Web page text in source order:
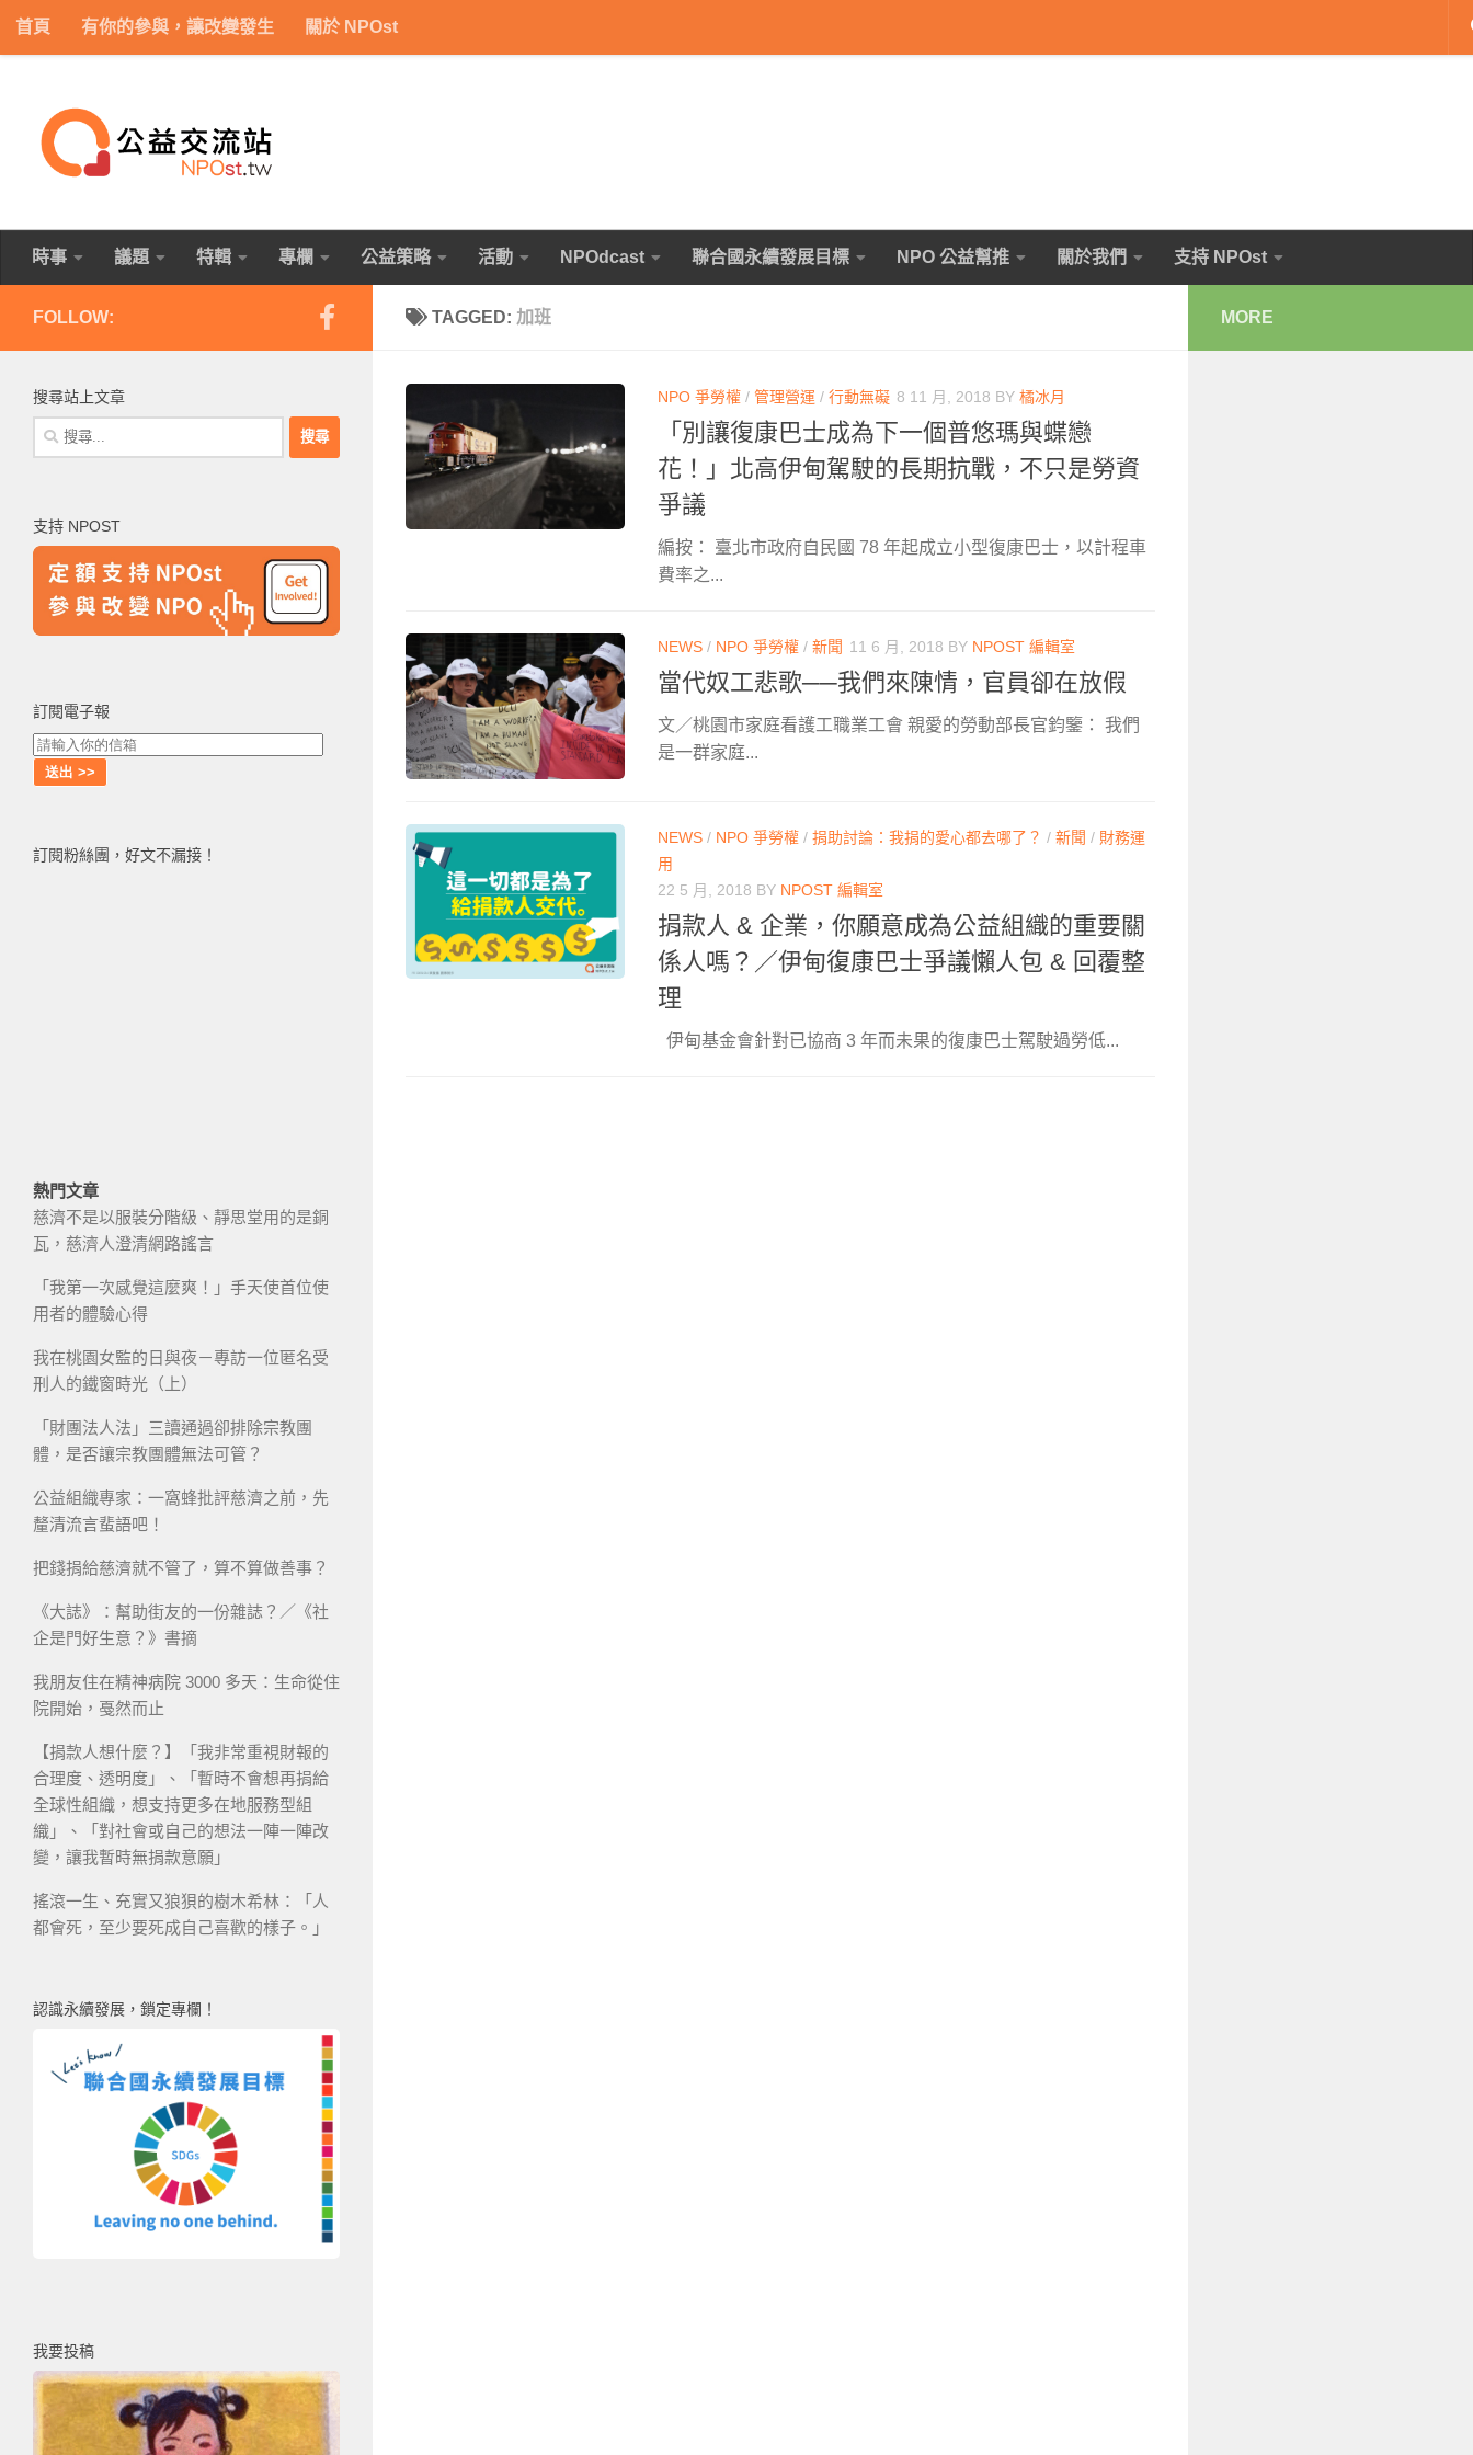
Skip to content
首頁 有你的參與，讓改變發生 關於 NPOst
時事 議題 特輯 專欄 公益策略 活動 NPOdcast 聯合國永續發展目標 NPO 公益幫推 關於我們 支持 NPOst
TAGGED: 加班
NPO 爭勞權 / 管理營運 / 行動無礙 8 11 月, 2018 BY 橘冰月
「別讓復康巴士成為下一個普悠瑪與蝶戀
花！」北高伊甸駕駛的長期抗戰，不只是勞資
爭議
編按： 臺北市政府自民國 78 年起成立小型復康巴士，以計程車
費率之...
NEWS / NPO 爭勞權 / 新聞 11 6 月, 2018 BY NPOST 編輯室
當代奴工悲歌──我們來陳情，官員卻在放假
文／桃園市家庭看護工職業工會 親愛的勞動部長官鈞鑒： 我們
是一群家庭...
NEWS / NPO 爭勞權 / 捐助討論：我捐的愛心都去哪了？ / 新聞 / 財務運
用
22 5 月, 2018 BY NPOST 編輯室
捐款人 & 企業，你願意成為公益組織的重要關
係人嗎？／伊甸復康巴士爭議懶人包 & 回覆整
理
伊甸基金會針對已協商 3 年而未果的復康巴士駕駛過勞低...
FOLLOW:
搜尋站上文章
搜
尋
字:
支持 NPOST
訂閱電子報
訂閱粉絲團，好文不漏接！
熱門文章
慈濟不是以服裝分階級、靜思堂用的是銅
瓦，慈濟人澄清網路謠言
「我第一次感覺這麼爽！」手天使首位使
用者的體驗心得
我在桃園女監的日與夜－專訪一位匿名受
刑人的鐵窗時光（上）
「財團法人法」三讀通過卻排除宗教團
體，是否讓宗教團體無法可管？
公益組織專家：一窩蜂批評慈濟之前，先
釐清流言蜚語吧！
把錢捐給慈濟就不管了，算不算做善事？
《大誌》：幫助街友的一份雜誌？／《社
企是門好生意？》書摘
我朋友住在精神病院 3000 多天：生命從住
院開始，戞然而止
【捐款人想什麼？】「我非常重視財報的
合理度、透明度」、「暫時不會想再捐給
全球性組織，想支持更多在地服務型組
織」、「對社會或自己的想法一陣一陣改
變，讓我暫時無捐款意願」
搖滾一生、充實又狼狽的樹木希林：「人
都會死，至少要死成自己喜歡的樣子。」
認識永續發展，鎖定專欄！
我要投稿
MORE